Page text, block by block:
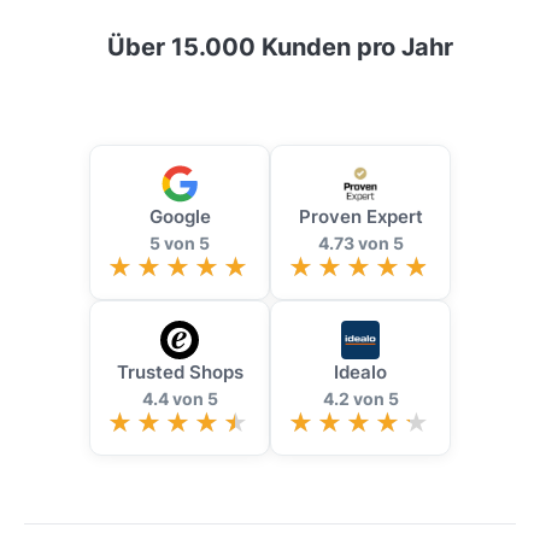
Über 15.000 Kunden pro Jahr
Google
5 von 5
Proven Expert
4.73 von 5
Trusted Shops
4.4 von 5
Idealo
4.2 von 5